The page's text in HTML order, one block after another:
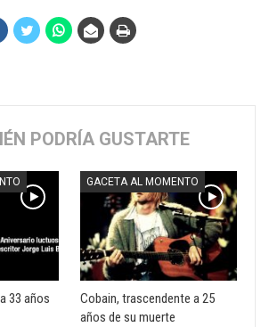
PODRÍA GUSTARTE
33 años
GACETA AL MOMENTO
Cobain, trascendente a 25
años de su muerte